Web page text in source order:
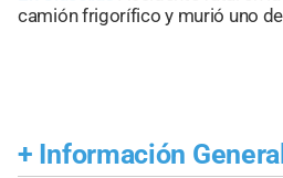
camión frigorífico y murió uno
+ Información General